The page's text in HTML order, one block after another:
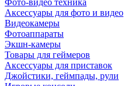
Фото-видео техника
Аксессуары для фото и видео
Видеокамеры
Фотоаппараты
Экшн-камеры
Товары для геймеров
Аксессуары для приставок
Джойстики, геймпады, рули